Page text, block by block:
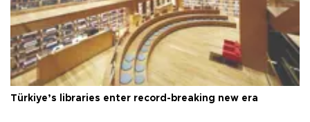
Türkiye’s libraries enter record-breaking new era